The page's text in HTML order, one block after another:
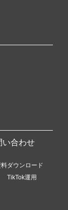
い合わせ
料ダウンロード
TikTok運用